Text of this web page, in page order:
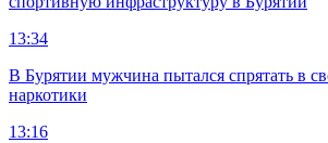
13:34
В Бурятии мужчина пытался спрятать в
наркотики
13:16